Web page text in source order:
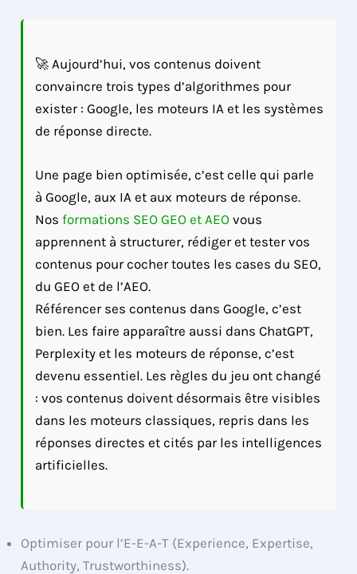
🚀 Aujourd’hui, vos contenus doivent
convaincre trois types d’algorithmes pour
exister : Google, les moteurs IA et les systèmes
de réponse directe.
Une page bien optimisée, c’est celle qui parle
à Google, aux IA et aux moteurs de réponse.
Nosformations SEO GEO et AEO vous
apprennent à structurer, rédiger et tester vos
contenus pour cocher toutes les cases du SEO,
du GEO et de l’AEO.
Référencer ses contenus dans Google, c’est
bien. Les faire apparaître aussi dans ChatGPT,
Perplexity et les moteurs de réponse, c’est
devenu essentiel. Les règles du jeu ont changé
: vos contenus doivent désormais être visibles
dans les moteurs classiques, repris dans les
réponses directes et cités par les intelligences
artificielles.
Optimiser pour l’E-E-A-T (Experience, Expertise,
Authority, Trustworthiness).